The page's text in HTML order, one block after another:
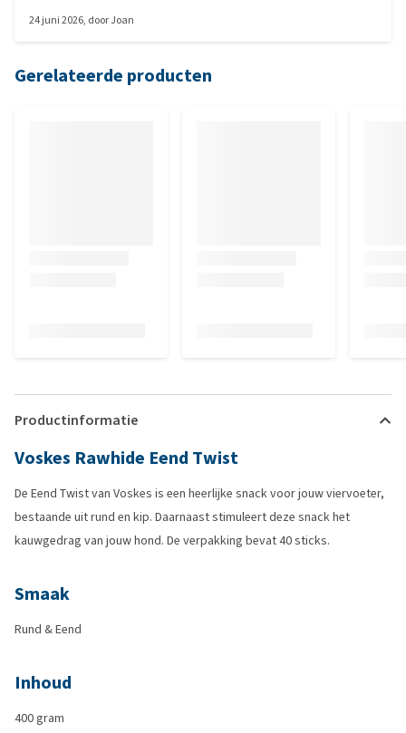
24 juni 2026, doorJoan
Gerelateerde producten
Productinformatie
Voskes Rawhide Eend Twist
De Eend Twist van Voskes is een heerlijke snack voor jouw viervoeter,
bestaande uit rund en kip. Daarnaast stimuleert deze snack het
kauwgedrag van jouw hond. De verpakking bevat 40 sticks.
Smaak
Rund & Eend
Inhoud
400 gram